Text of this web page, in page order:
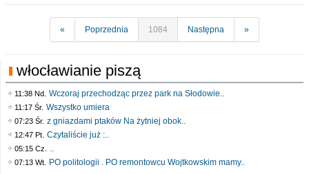
« Poprzednia 1084 Następna »
włocławianie piszą
11:38 Nd. Wczoraj przechodząc przez park na Słodowie..
11:17 Śr. Wszystko umiera
07:23 Śr. z gniazdami ptaków Na żytniej obok..
12:47 Pt. Czytaliście już :..
05:15 Cz. ..
07:13 Wt. PO politologii . PO remontowcu Wojtkowskim mamy..